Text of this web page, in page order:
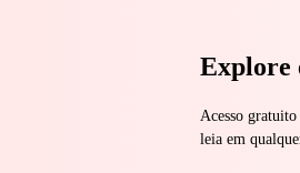
Explore
Acesso
leia em